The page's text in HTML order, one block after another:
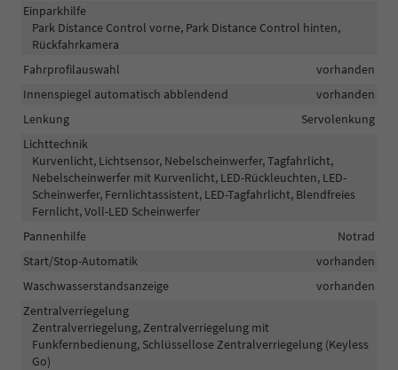
Einparkhilfe
Park Distance Control vorne, Park Distance Control hinten,
Rückfahrkamera
Fahrprofilauswahl
vorhanden
Innenspiegel automatisch abblendend
vorhanden
Lenkung
Servolenkung
Lichttechnik
Kurvenlicht, Lichtsensor, Nebelscheinwerfer, Tagfahrlicht,
Nebelscheinwerfer mit Kurvenlicht, LED-Rückleuchten, LED-
Scheinwerfer, Fernlichtassistent, LED-Tagfahrlicht, Blendfreies
Fernlicht, Voll-LED Scheinwerfer
Pannenhilfe
Notrad
Start/Stop-Automatik
vorhanden
Waschwasserstandsanzeige
vorhanden
Zentralverriegelung
Zentralverriegelung, Zentralverriegelung mit
Funkfernbedienung, Schlüssellose Zentralverriegelung (Keyless
Go)